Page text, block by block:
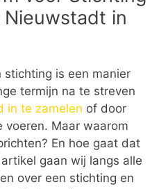
in
stichting is een manier
termijn na te streven
in te zamelen of door
Maar waarom
En hoe gaat dat
gaan wij langs alle
over een stichting en